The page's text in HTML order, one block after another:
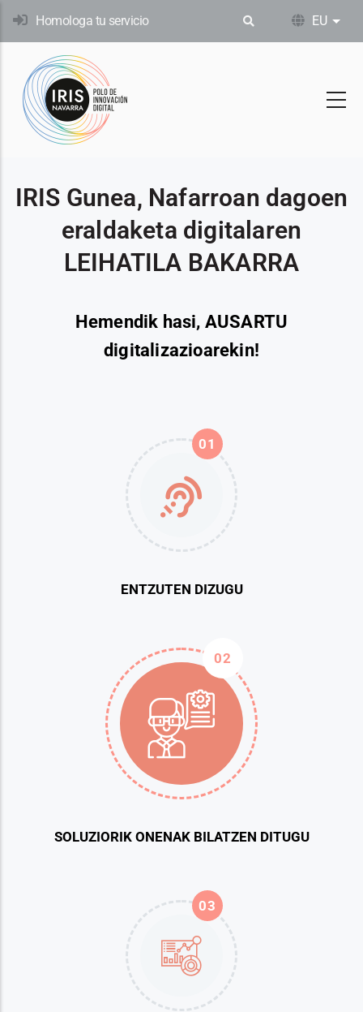
Skip
content
Homologa tu servicio EU
IRIS Gunea, Nafarroan dagoen
eraldaketa digitalaren
LEIHATILA BAKARRA
Hemendik hasi, AUSARTU
digitalizazioarekin!
01
ENTZUTEN DIZUGU
02
SOLUZIORIK ONENAK BILATZEN DITUGU
03